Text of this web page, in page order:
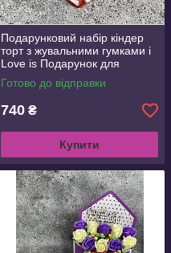
Подарунковий набір кіндер
торт з жувальними гумками і
Love is Подарунок для
дівчини, коханої, дружині,,
бокс зі солодощами.
Готово до відправки
740 ₴
Купити